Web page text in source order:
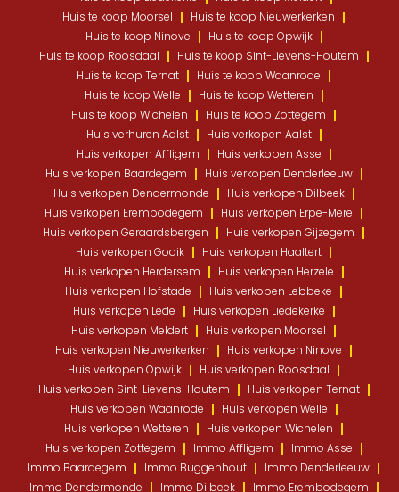
Huis te koop Moorsel
Huis te koop Nieuwerkerken
Huis te koop Ninove
Huis te koop Opwijk
Huis te koop Roosdaal
Huis te koop Sint-Lievens-Houtem
Huis te koop Ternat
Huis te koop Waanrode
Huis te koop Welle
Huis te koop Wetteren
Huis te koop Wichelen
Huis te koop Zottegem
Huis verhuren Aalst
Huis verkopen Aalst
Huis verkopen Affligem
Huis verkopen Asse
Huis verkopen Baardegem
Huis verkopen Denderleeuw
Huis verkopen Dendermonde
Huis verkopen Dilbeek
Huis verkopen Erembodegem
Huis verkopen Erpe-Mere
Huis verkopen Geraardsbergen
Huis verkopen Gijzegem
Huis verkopen Gooik
Huis verkopen Haaltert
Huis verkopen Herdersem
Huis verkopen Herzele
Huis verkopen Hofstade
Huis verkopen Lebbeke
Huis verkopen Lede
Huis verkopen Liedekerke
Huis verkopen Meldert
Huis verkopen Moorsel
Huis verkopen Nieuwerkerken
Huis verkopen Ninove
Huis verkopen Opwijk
Huis verkopen Roosdaal
Huis verkopen Sint-Lievens-Houtem
Huis verkopen Ternat
Huis verkopen Waanrode
Huis verkopen Welle
Huis verkopen Wetteren
Huis verkopen Wichelen
Huis verkopen Zottegem
Immo Affligem
Immo Asse
Immo Baardegem
Immo Buggenhout
Immo Denderleeuw
Immo Dendermonde
Immo Dilbeek Immo Erembodegem